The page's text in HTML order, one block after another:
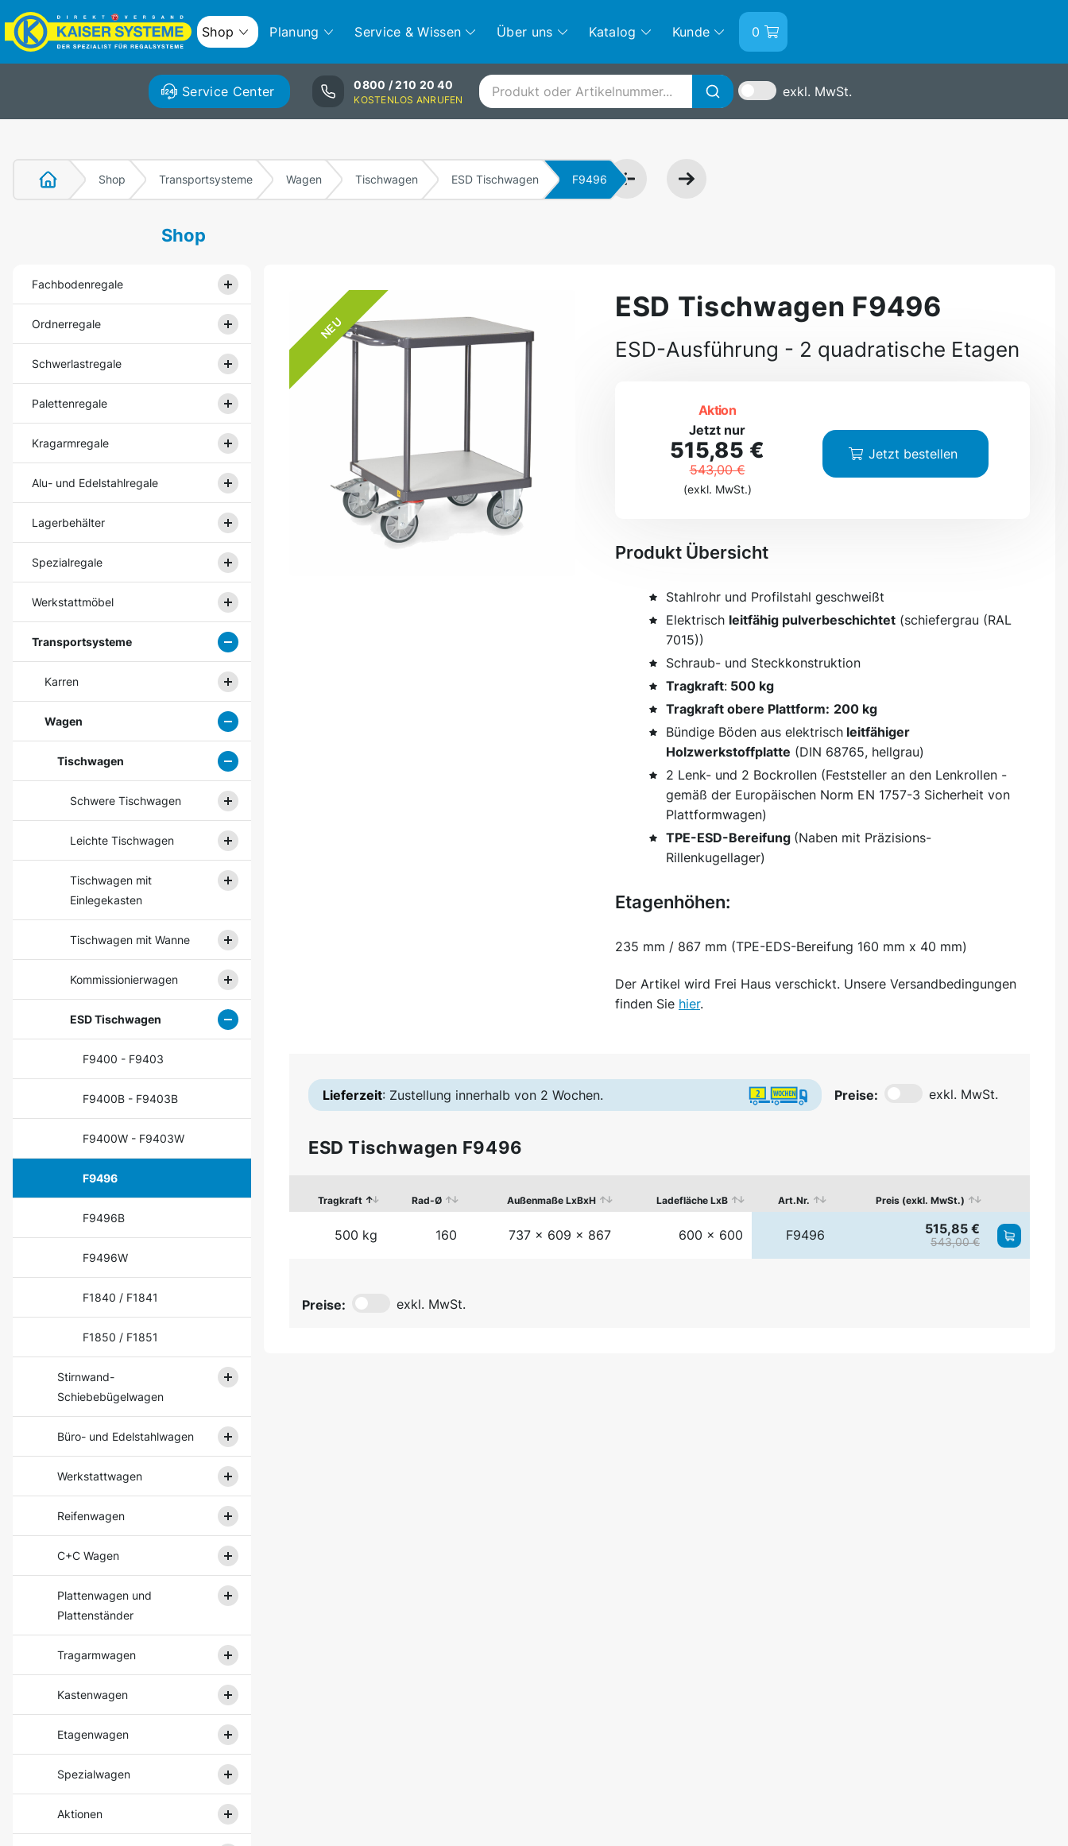
Shop Planung Service & Wissen Über uns Katalog Kunde
Anmelden
0
Service Center 0800 / 210 20 40
KOSTENLOS ANRUFEN
exkl. MwSt.
Shop Transportsysteme Wagen Tischwagen ESD Tischwagen F9496
Shop
Fachbodenregale
Ordnerregale
Schwerlastregale
Palettenregale
Kragarmregale
Alu- und Edelstahlregale
Lagerbehälter
Spezialregale
Werkstattmöbel
Transportsysteme
Karren
Wagen
Tischwagen
Schwere Tischwagen
Leichte Tischwagen
Tischwagen mit
Einlegekasten
Tischwagen mit Wanne
Kommissionierwagen
ESD Tischwagen
F9400 - F9403
F9400B - F9403B
F9400W - F9403W
F9496
F9496B
F9496W
F1840 / F1841
F1850 / F1851
Stirnwand-
Schiebebügelwagen
Büro- und Edelstahlwagen
Werkstattwagen
Reifenwagen
C+C Wagen
Plattenwagen und
Plattenständer
Tragarmwagen
Kastenwagen
Etagenwagen
Spezialwagen
Aktionen
NEU
ESD Tischwagen F9496
ESD-Ausführung - 2 quadratische Etagen
Aktion
Jetzt nur
515,85 €
543,00 €
(exkl. MwSt.)
Jetzt bestellen
Produkt Übersicht
Stahlrohr und Profilstahl geschweißt
Elektrisch leitfähig pulverbeschichtet (schiefergrau (RAL
7015))
Schraub- und Steckkonstruktion
Tragkraft: 500 kg
Tragkraft obere Plattform: 200 kg
Bündige Böden aus elektrisch leitfähiger
Holzwerkstoffplatte (DIN 68765, hellgrau)
2 Lenk- und 2 Bockrollen (Feststeller an den Lenkrollen -
gemäß der Europäischen Norm EN 1757-3 Sicherheit von
Plattformwagen)
TPE-ESD-Bereifung (Naben mit Präzisions-
Rillenkugellager)
Etagenhöhen:
235 mm / 867 mm (TPE-EDS-Bereifung 160 mm x 40 mm)
Der Artikel wird Frei Haus verschickt. Unsere Versandbedingungen
finden Sie hier.
Lieferzeit: Zustellung innerhalb von 2 Wochen. Preise: exkl. MwSt.
ESD Tischwagen F9496
Tragkraft Rad-Ø Außenmaße LxBxH Ladefläche LxB Art.Nr. Preis (exkl. MwSt.)
500 kg 160 737 x 609 x 867 600 x 600 F9496 515,85 €
543,00 €
Preise: exkl. MwSt.